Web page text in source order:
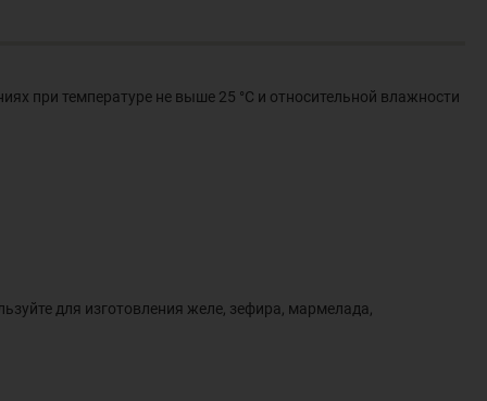
при температуре не выше 25 °С и относительной влажности
для изготовления желе, зефира, мармелада,